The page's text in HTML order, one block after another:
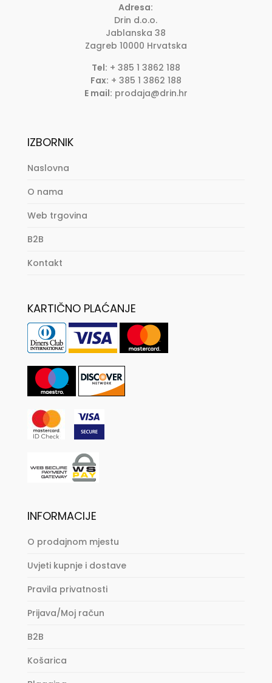
Adresa:
Drin d.o.o.
Jablanska 38
Zagreb 10000 Hrvatska
Tel: + 385 1 3862 188
Fax: + 385 1 3862 188
E mail: prodaja@drin.hr
IZBORNIK
Naslovna
O nama
Web trgovina
B2B
Kontakt
KARTIČNO PLAĆANJE
INFORMACIJE
O prodajnom mjestu
Uvjeti kupnje i dostave
Pravila privatnosti
Prijava/Moj račun
B2B
Košarica